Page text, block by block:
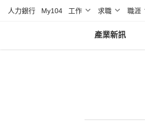
人力銀行 My104 工作 求職 職涯
產業新訊